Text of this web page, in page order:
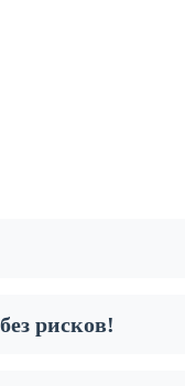
рисков!